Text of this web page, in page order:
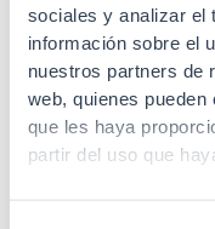
sociales y analizar el
información sobre el
nuestros partners de
web, quienes
que les haya
partir del uso que
Estándares